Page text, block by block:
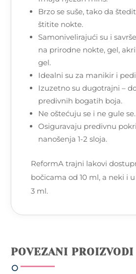
Brzo se suše, tako da
štitite nokte.
Samonivelirajući su i
na prirodne nokte, gel,
gel.
Idealni su za manikir i
Izuzetno su dugotrajni –
predivnih bogatih boja.
Ne oštećuju se i ne gule se.
Osiguravaju predivnu
nanošenja 1-2 sloja.
ReformA trajni lakovi
bočicama od 10 ml, a neki i
3 ml.
POVEZANI PROIZVODI